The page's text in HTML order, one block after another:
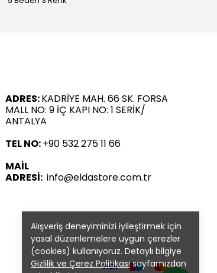
Alışveriş deneyiminizi iyileştirmek için
yasal düzenlemelere uygun çerezler
(cookies) kullanıyoruz. Detaylı bilgiye
Gizlilik ve Çerez Politikasısayfamızdan
ADRES:KADRİYE MAH. 66 SK. FORSA
MALL NO: 9 İÇ KAPI NO: 1 SERİK/
ANTALYA
TEL NO:+90 532 275 11 66
MAİL
ADRESİ: info@eldastore.com.tr